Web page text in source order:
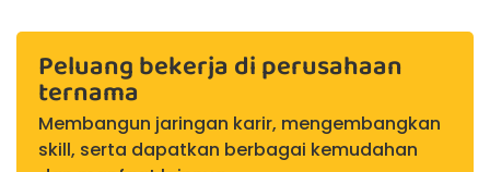
Peluang bekerja di perusahaan
ternama
Membangun jaringan karir, mengembangkan
skill, serta dapatkan berbagai kemudahan